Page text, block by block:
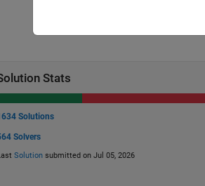
Stats
Solutions
Solvers
Solutionsubmitted on Jul 05, 2026